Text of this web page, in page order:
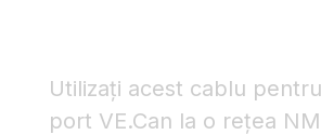
Utilizați acest cablu
port VE.Can la o rețea